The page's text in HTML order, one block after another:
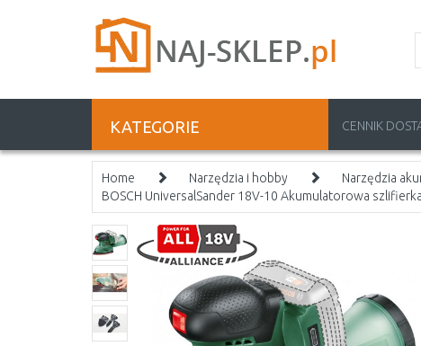
KATEGORIE CENNIK
Home Narzędzia i hobby Narzędzia
BOSCH UniversalSander 18V-10 Akumulatorowa